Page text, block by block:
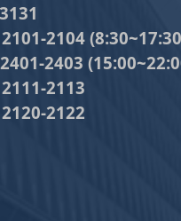
2104
2403
2113
2122